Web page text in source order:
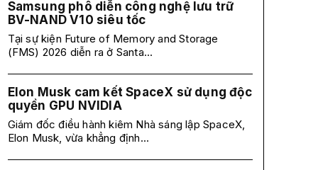
Samsung phô diễn công nghệ lưu trữ
BV-NAND V10 siêu tốc
Tại sự kiện Future of Memory and Storage
(FMS) 2026 diễn ra ở Santa...
Elon Musk cam kết SpaceX sử dụng độc
quyền GPU NVIDIA
Giám đốc điều hành kiêm Nhà sáng lập SpaceX,
Elon Musk, vừa khẳng định...